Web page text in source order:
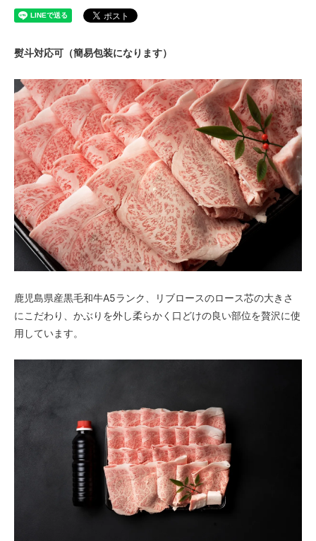
熨斗対応可（簡易包装になります）
鹿児島県産黒毛和牛A5ランク、リブロースのロース芯の大きさ
にこだわり、かぶりを外し柔らかく口どけの良い部位を贅沢に使
用しています。